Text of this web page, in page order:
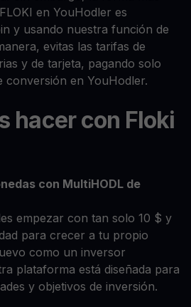
en YouHodler es
y usando nuestra función de
evitas las tarifas de
y de tarjeta, pagando solo
conversión en YouHodler.
hacer con Floki
con MultiHODL de
empezar con tan solo 10 $ y
para crecer a tu propio
como un inversor
plataforma está diseñada para
y objetivos de inversión.